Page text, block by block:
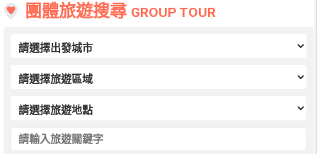
團體旅遊搜尋 GROUP TOUR